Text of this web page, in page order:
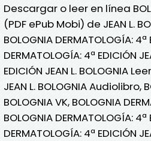
Descargar o leer en línea
(PDF ePub Mobi) de JEAN L.
BOLOGNIA DERMATOLOGÍA: 4ª
DERMATOLOGÍA: 4ª EDICIÓN
EDICIÓN JEAN L. BOLOGNIA
JEAN L. BOLOGNIA Audiolibro,
BOLOGNIA VK, BOLOGNIA
BOLOGNIA DERMATOLOGÍA:
DERMATOLOGÍA: 4ª EDICIÓN